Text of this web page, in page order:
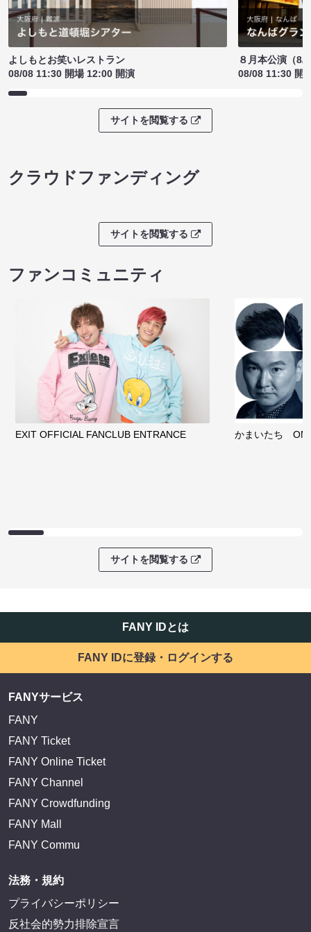
よしもとお笑いレストラン
08/08 11:30 開場 12:00 開演
８月本公演（8/
08/08 11:30 開
サイトを閲覧する
クラウドファンディング
サイトを閲覧する
ファンコミュニティ
EXIT OFFICIAL FANCLUB ENTRANCE かまいたち
サイトを閲覧する
FANY IDとは
FANY IDに登録・ログインする
FANYサービス
FANY
FANY Ticket
FANY Online Ticket
FANY Channel
FANY Crowdfunding
FANY Mall
FANY Commu
法務・規約
プライバシーポリシー
反社会的勢力排除宣言